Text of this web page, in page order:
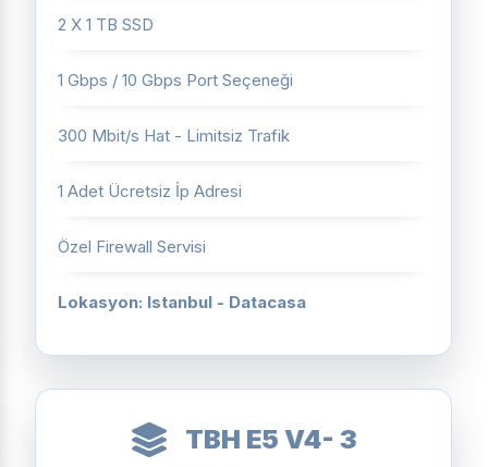
2 X 1 TB SSD
1 Gbps / 10 Gbps Port Seçeneği
300 Mbit/s Hat - Limitsiz Trafik
1 Adet Ücretsiz İp Adresi
Özel Firewall Servisi
Lokasyon: Istanbul - Datacasa
TBH E5 V4- 3